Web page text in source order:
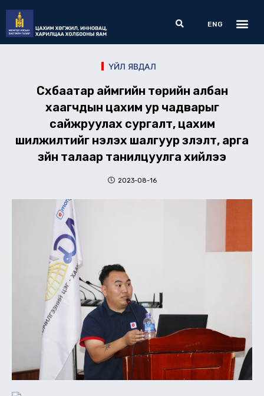
content
Search
ENG
ҮЙЛ ЯВДАЛ
Сүхбаатар аймгийн төрийн албан
хаагчдын цахим ур чадварыг
сайжруулах сургалт, цахим
шилжилтийг үнэлэх шалгуур үзүүлэлт, арга
зүйн талаар танилцуулга хийлээ
2023-08-16